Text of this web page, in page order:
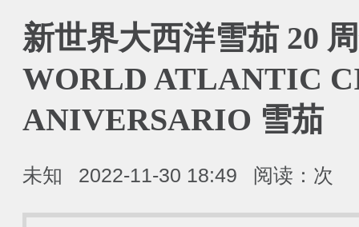
新世界大西洋雪茄 20
WORLD ATLANTIC
ANIVERSARIO 雪茄
未知 2022-11-30 18:49 阅读： 次